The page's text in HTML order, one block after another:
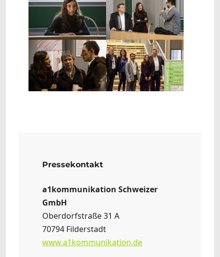
Show larger version Show larger version
Pressekontakt
a1kommunikation Schweizer
GmbH
Oberdorfstraße 31 A
70794 Filderstadt
www.a1kommunikation.de